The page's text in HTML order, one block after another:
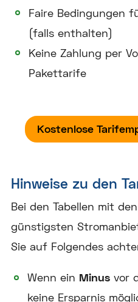
Faire Bedingungen
(falls enthalten)
Keine Zahlung per
Pakettarife
Kostenlose
Hinweise zu den
Bei den Tabellen mit
günstigsten
Sie auf Folgendes
Wenn ein Minus vor
keine Ersparnis